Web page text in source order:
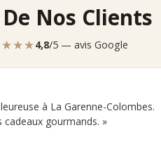
Nos Clients
4,8/5 — avis Google
à La Garenne-Colombes.
cadeaux gourmands. »